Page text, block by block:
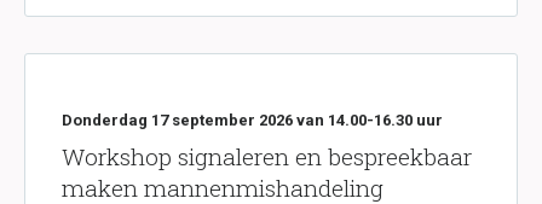
Workshop signaleren en bespreekbaar
maken mannenmishandeling
Donderdag 17 september 2026 van 14.00-16.30 uur